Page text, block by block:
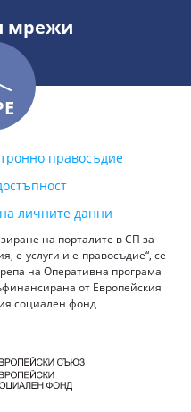
мрежи
правосъдие
личните данни
на порталите в СП за
е-услуги и е-правосъдие“, се
на Оперативна програма
от Европейския
социален фонд